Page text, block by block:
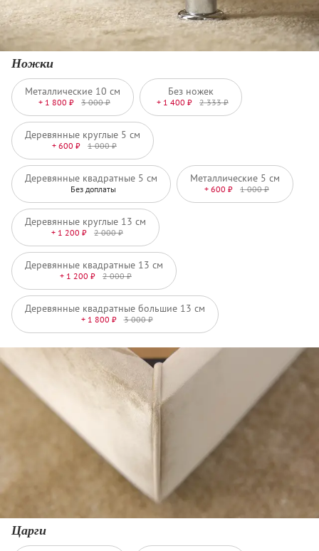
Ножки
Металлические 10 см
+ 1 800 ₽ 3 000 ₽
Без ножек
+ 1 400 ₽ 2 333 ₽
Деревянные круглые 5 см
+ 600 ₽ 1 000 ₽
Деревянные квадратные 5 см
Без доплаты
Металлические 5 см
+ 600 ₽ 1 000 ₽
Деревянные круглые 13 см
+ 1 200 ₽ 2 000 ₽
Деревянные квадратные 13 см
+ 1 200 ₽ 2 000 ₽
Деревянные квадратные большие 13 см
+ 1 800 ₽ 3 000 ₽
Царги